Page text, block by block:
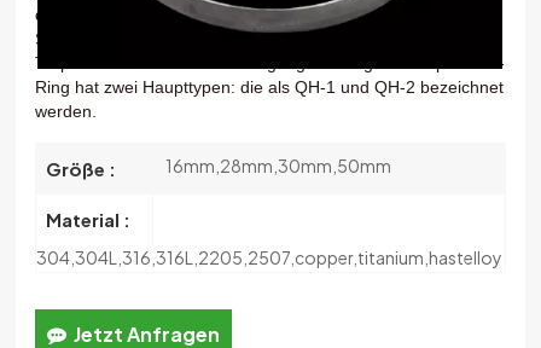
der Innenklinge an. Es hat eine angemessene
Strömungsstruktur und einen niedrigen Druck
Tropfen und hohe Stoffübertragungsleistung. Der Super-Mini-
Ring hat zwei Haupttypen:die als QH-1 und QH-2 bezeichnet
werden.
Größe : 16mm,28mm,30mm,50mm
Material :
304,304L,316,316L,2205,2507,copper,titanium,hastelloy
Jetzt Anfragen